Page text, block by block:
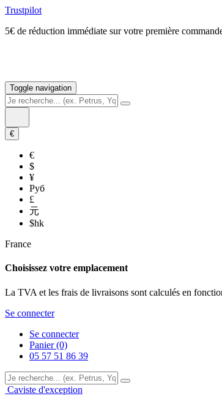
Trustpilot
5€ de réduction immédiate sur votre première
Toggle navigation
€
€
$
¥
Руб
£
元
$hk
France
Choisissez votre emplacement
La TVA et les frais de livraisons sont calculés en
Se connecter
Se connecter
Panier (0)
05 57 51 86 39
Caviste d'exception